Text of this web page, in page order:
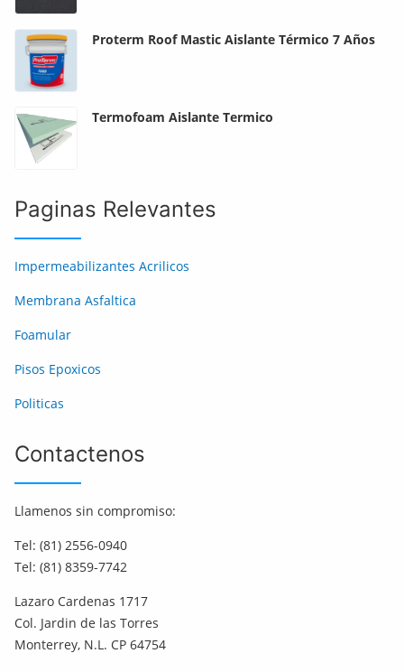
Proterm Roof Mastic Aislante Térmico 7 Años
Termofoam Aislante Termico
Paginas Relevantes
Impermeabilizantes Acrilicos
Membrana Asfaltica
Foamular
Pisos Epoxicos
Politicas
Contactenos
Llamenos sin compromiso:
Tel: (81) 2556-0940
Tel: (81) 8359-7742
Lazaro Cardenas 1717
Col. Jardin de las Torres
Monterrey, N.L. CP 64754